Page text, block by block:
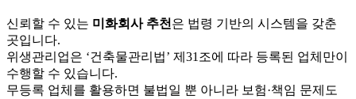
신뢰할 수 있는 미화회사 추천 은 법령 기반의 시스템을 갖춘
곳입니다.
위생관리업은 ‘건축물관리법’ 제31조에 따라 등록된 업체만이
수행할 수 있습니다.
무등록 업체를 활용하면 불법일 뿐 아니라 보험·책임 문제도